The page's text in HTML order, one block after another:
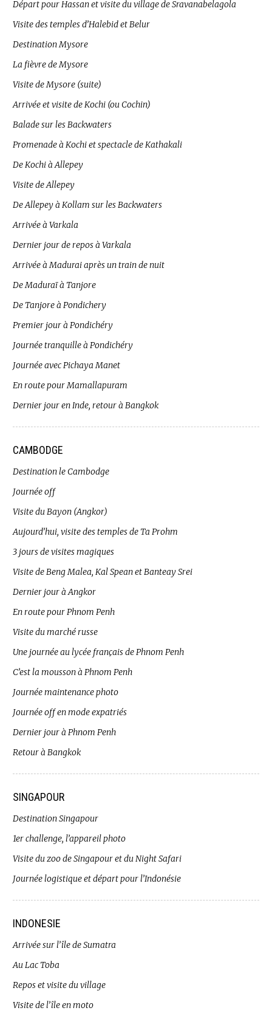
Départ pour Hassan et visite du village de Sravanabelagola
Visite des temples d’Halebid et Belur
Destination Mysore
La fièvre de Mysore
Visite de Mysore (suite)
Arrivée et visite de Kochi (ou Cochin)
Balade sur les Backwaters
Promenade à Kochi et spectacle de Kathakali
De Kochi à Allepey
Visite de Allepey
De Allepey à Kollam sur les Backwaters
Arrivée à Varkala
Dernier jour de repos à Varkala
Arrivée à Madurai après un train de nuit
De Maduraï à Tanjore
De Tanjore à Pondichery
Premier jour à Pondichéry
Journée tranquille à Pondichéry
Journée avec Pichaya Manet
En route pour Mamallapuram
Dernier jour en Inde, retour à Bangkok
CAMBODGE
Destination le Cambodge
Journée off
Visite du Bayon (Angkor)
Aujourd’hui, visite des temples de Ta Prohm
3 jours de visites magiques
Visite de Beng Malea, Kal Spean et Banteay Srei
Dernier jour à Angkor
En route pour Phnom Penh
Visite du marché russe
Une journée au lycée français de Phnom Penh
C’est la mousson à Phnom Penh
Journée maintenance photo
Journée off en mode expatriés
Dernier jour à Phnom Penh
Retour à Bangkok
SINGAPOUR
Destination Singapour
1er challenge, l’appareil photo
Visite du zoo de Singapour et du Night Safari
Journée logistique et départ pour l’Indonésie
INDONESIE
Arrivée sur l’île de Sumatra
Au Lac Toba
Repos et visite du village
Visite de l’île en moto